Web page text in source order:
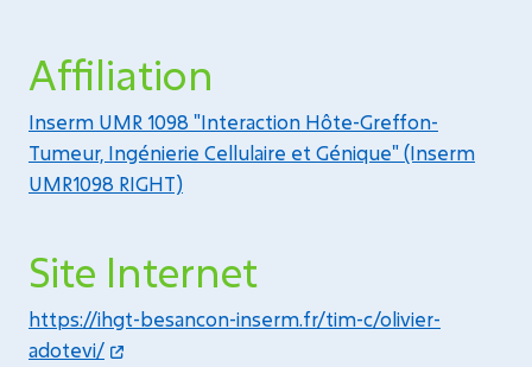
Affiliation
Inserm UMR 1098 "Interaction Hôte-Greffon-
Tumeur, Ingénierie Cellulaire et Génique" (Inserm
UMR1098 RIGHT)
Site Internet
https://ihgt-besancon-inserm.fr/tim-c/olivier-
adotevi/